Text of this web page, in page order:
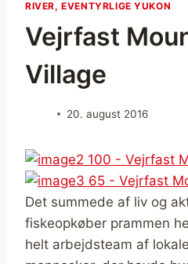
RIVER, EVENTYRLIGE YUKON
Vejrfast
Village
20. august 2016
Det summede af liv og
fiskeopkøber prammen
helt arbejdsteam af